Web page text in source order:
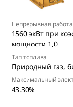
Непрерывная работа
1560 экВт при
мощности 1,0
Тип топлива
Природный газ,
Максимальный
43.30%